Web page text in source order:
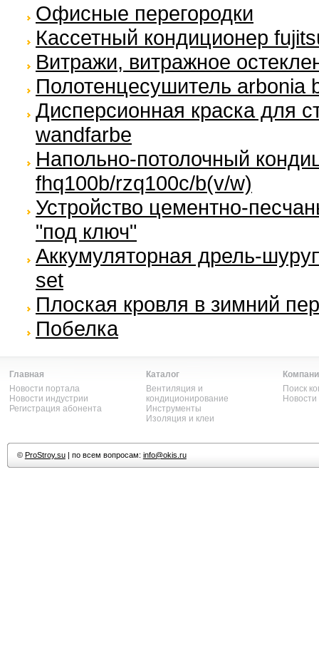
Офисные перегородки
Кассетный кондиционер
Витражи, витражное
Полотенцесушитель arbonia
Дисперсионная краска для
wandfarbe
Напольно-потолочный
fhq100b/rzq100c/b(v/w)
Устройство цементно-
"под ключ"
Аккумуляторная дрель-
set
Плоская кровля в зимний
Побелка
Главная
Новости портала
Новости индустрии
Регистрация абонента
Каталог
Вентиляция и
кондиционирование
Инструменты
Изоляция и клеи
Поиск
© ProStroy.su| по всем вопросам: info@okis.ru